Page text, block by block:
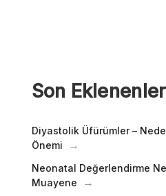
Son Eklenenler
Diyastolik Üfürümler –
Önemi
Neonatal Değerlendirme
Muayene